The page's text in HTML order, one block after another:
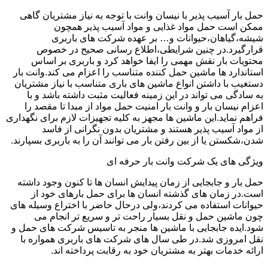
حمل بار آسیب پذیر با نیسان وانت با توجه به نیاز مشتریان گاهی
ممکن است حمل مواد غذایی و مواد آسیب پذیر همچون
شیشه،گیاهان،حیوانات و… بر عهده شرکت های باربری
قرارگیرد.در چنین شرایطی،اطلاع رسانی صحیح در خصوص
محتویات بار نقش مهمی را ایفا خواهد کرد و باربری بر اساس
استاندارد ها ماشین حمل کننده متناسب را اعزام می کند.وانت بار
دستغیب با داشتن انواع ماشین های باری متناسب با نیاز مشتریان
به سادگی می تواند در این زمینه فعالیت مثبت داشته باشد و با
اعزام نیسان بار و وانت بار امنیت حمل مواد از مبدا تا مقصد را
فراهم نماید.این ماشین ها مجهز به کلیه تجهیزات لازم برای نگهداری
از مواد آسیب پذیر هستند و مشتریان بدون نگرانی از فاسد
شدن،شکستن یا از بین رفتن بار می توانند آن را به باربری بسپارند.
ویژگی های یک شرکت وانت بار حرفه ای
حمل بار و جابجایی از زمان پیدایش انسان ها تا کنون وجود داشته
است.در زمان های گذشته انسان ها برای حمل بارهای خود از
حیوانات استفاده می کردند،ولی درحال حاضر با اختراع وسیله های
چون ماشین حمل و نقل بسیار راحت تر و سریع تر انجام می
شود.ایده جابجایی با ماشین ها منجر به تاسیس شرکت های حمل و
نقل امروزی شد.در طی سال های شرکت های باربری همواره با
ارائه خدمات بهتر به مشتریان خود به رقابت پرداخته اند.